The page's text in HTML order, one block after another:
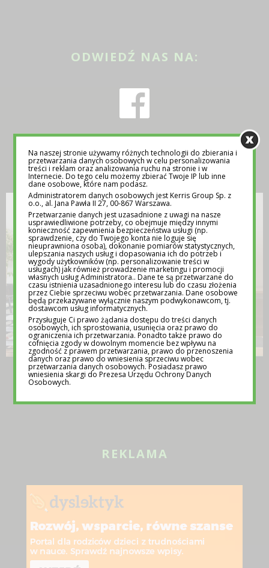
ODWIEDŹ NAS NA:
INSPIRACJA
TEMATY NA LEKCJE WYCHOWAWCZE –
POMOC DLA NAUCZYCIELI
REKLAMA
Na naszej stronie używamy różnych technologii do zbierania i
przetwarzania danych osobowych w celu personalizowania
treści i reklam oraz analizowania ruchu na stronie i w
Internecie. Do tego celu możemy zbierać Twoje IP lub inne
dane osobowe, które nam podasz.
Administratorem danych osobowych jest Kerris Group Sp. z
o.o., al. Jana Pawła II 27, 00-867 Warszawa.
Przetwarzanie danych jest uzasadnione z uwagi na nasze
usprawiedliwione potrzeby, co obejmuje między innymi
konieczność zapewnienia bezpieczeństwa usługi (np.
sprawdzenie, czy do Twojego konta nie loguje się
nieuprawniona osoba), dokonanie pomiarów statystycznych,
ulepszania naszych usług i dopasowania ich do potrzeb i
wygody użytkowników (np. personalizowanie treści w
usługach) jak również prowadzenie marketingu i promocji
własnych usług Administratora.. Dane te są przetwarzane do
czasu istnienia uzasadnionego interesu lub do czasu złożenia
przez Ciebie sprzeciwu wobec przetwarzania. Dane osobowe
będą przekazywane wyłącznie naszym podwykonawcom, tj.
dostawcom usług informatycznych.
Przysługuje Ci prawo żądania dostępu do treści danych
osobowych, ich sprostowania, usunięcia oraz prawo do
ograniczenia ich przetwarzania. Ponadto także prawo do
cofnięcia zgody w dowolnym momencie bez wpływu na
zgodność z prawem przetwarzania, prawo do przenoszenia
danych oraz prawo do wniesienia sprzeciwu wobec
przetwarzania danych osobowych. Posiadasz prawo
wniesienia skargi do Prezesa Urzędu Ochrony Danych
Osobowych.